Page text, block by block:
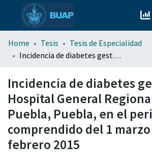
menu.section.about_menu
Home Tesis
Tesis de Especialidad
Incidencia de diabetes gestacional en Hospital General Regional Num. 36 Puebla, Puebla, en el periodo comprendido del 1 marzo 2014 al 28 febrero 2015
Incidencia de diabetes
Hospital General
Puebla, Puebla, en el
comprendido del 1 marzo
febrero 2015